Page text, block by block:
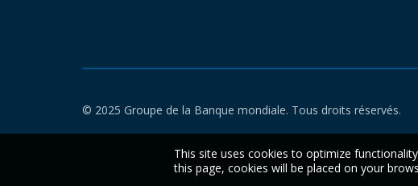
© 2025 Groupe de la Banque mondiale. Tous droits réservés.
This site uses cookies to optimize
this page, cookies will be placed on your